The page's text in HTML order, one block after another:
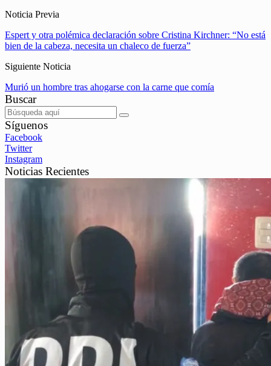
Noticia Previa
Espert y otra polémica declaración sobre Cristina Kirchner: “No está
bien de la cabeza, necesita un chaleco de fuerza”
Siguiente Noticia
Murió un hombre tras ahogarse con la carne que comía
Buscar
Síguenos
Facebook
Twitter
Instagram
Noticias Recientes